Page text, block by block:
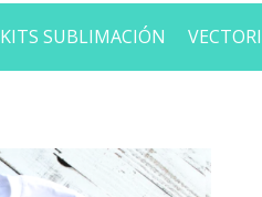
KITS SUBLIMACIÓN